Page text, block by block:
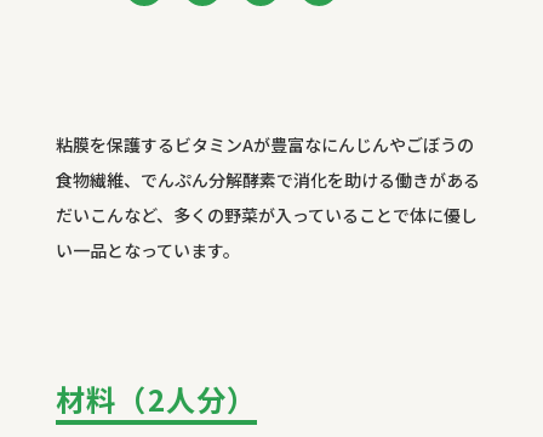
粘膜を保護するビタミンAが豊富なにんじんやごぼうの
食物繊維、でんぷん分解酵素で消化を助ける働きがある
だいこんなど、多くの野菜が入っていることで体に優し
い一品となっています。
材料（2人分）